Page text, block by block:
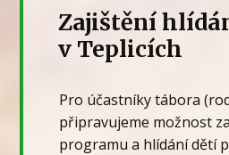
Zajištění
v Teplicích
Pro účastníky tábora
připravujeme možnost
programu a hlídání dětí